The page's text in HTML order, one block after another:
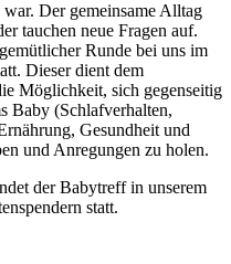
Der gemeinsame Alltag
tauchen neue Fragen auf.
Runde bei uns im
Dieser dient dem
Möglichkeit, sich gegenseitig
Baby (Schlafverhalten,
Gesundheit und
und Anregungen zu holen.
der Babytreff in unserem
statt.